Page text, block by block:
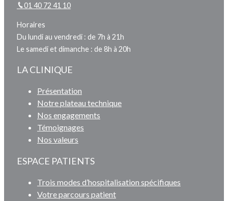
01 40 72 41 10
Horaires
Du lundi au vendredi : de 7h à 21h
Le samedi et dimanche : de 8h à 20h
LA CLINIQUE
Présentation
Notre plateau technique
Nos engagements
Témoignages
Nos valeurs
ESPACE PATIENTS
Trois modes d’hospitalisation spécifiques
Votre parcours patient